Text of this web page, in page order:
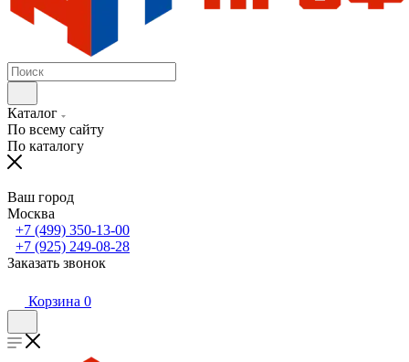
Каталог
По всему сайту
По каталогу
Ваш город
Москва
+7 (499) 350-13-00
+7 (925) 249-08-28
Заказать звонок
Корзина 0